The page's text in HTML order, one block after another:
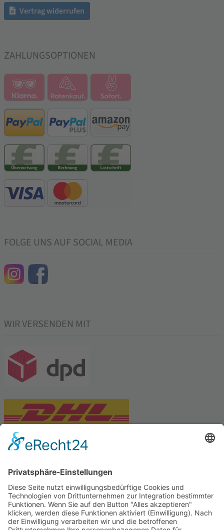
Vertrag widerrufen
ZAHLUNGSOPTIONEN
FOLGE UNS AUF SOCIAL MEDIA
WIR VERSENDEN MIT
Tekal – Textile Lebensqualität
Exklusive moderne & Orientteppiche
Feuerwerk XXL